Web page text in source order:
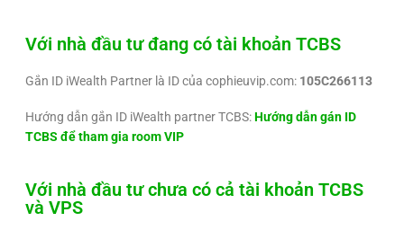
Với nhà đầu tư đang có tài khoản TCBS
Gắn ID iWealth Partner là ID của cophieuvip.com: 105C266113
Hướng dẫn gắn ID iWealth partner TCBS:Hướng dẫn gán ID
TCBS để tham gia room VIP
Với nhà đầu tư chưa có cả tài khoản TCBS
và VPS